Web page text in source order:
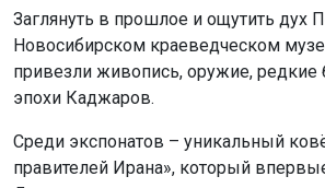
правителей Ирана», который
Для его транспортировки
ящик, а в музее создали скошенный
избежать повреждений.
По словам куратора выставки,
экспозиционно-выставочным